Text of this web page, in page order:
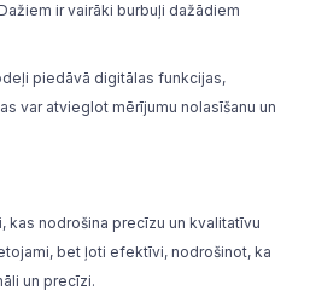
ir vairāki burbuļi dažādiem
piedāvā digitālas funkcijas,
var atvieglot mērījumu nolasīšanu un
kas nodrošina precīzu un kvalitatīvu
bet ļoti efektīvi, nodrošinot, ka
un precīzi.